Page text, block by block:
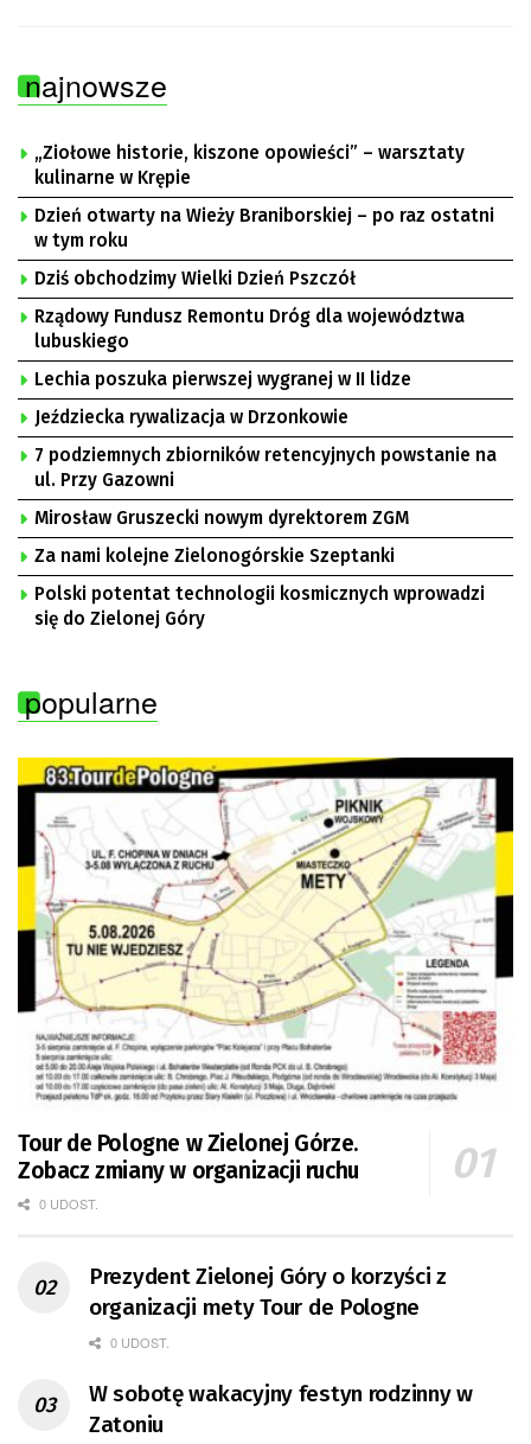
najnowsze
„Ziołowe historie, kiszone opowieści” – warsztaty
kulinarne w Krępie
Dzień otwarty na Wieży Braniborskiej – po raz ostatni
w tym roku
Dziś obchodzimy Wielki Dzień Pszczół
Rządowy Fundusz Remontu Dróg dla województwa
lubuskiego
Lechia poszuka pierwszej wygranej w II lidze
Jeździecka rywalizacja w Drzonkowie
7 podziemnych zbiorników retencyjnych powstanie na
ul. Przy Gazowni
Mirosław Gruszecki nowym dyrektorem ZGM
Za nami kolejne Zielonogórskie Szeptanki
Polski potentat technologii kosmicznych wprowadzi
się do Zielonej Góry
popularne
Tour de Pologne w Zielonej Górze.
Zobacz zmiany w organizacji ruchu
0 UDOST.
Prezydent Zielonej Góry o korzyści z
organizacji mety Tour de Pologne
0 UDOST.
W sobotę wakacyjny festyn rodzinny w
Zatoniu